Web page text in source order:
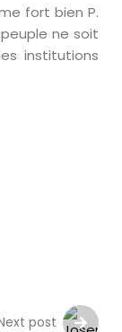
fort bien P.
ne soit
institutions
post